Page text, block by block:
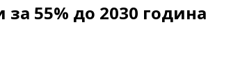
55% до 2030 година